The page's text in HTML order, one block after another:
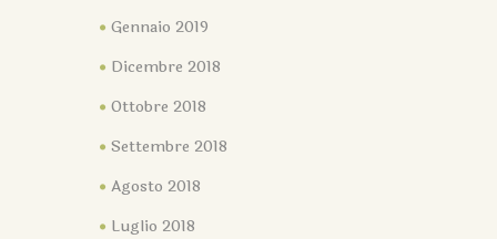
Gennaio 2019
Dicembre 2018
Ottobre 2018
Settembre 2018
Agosto 2018
Luglio 2018